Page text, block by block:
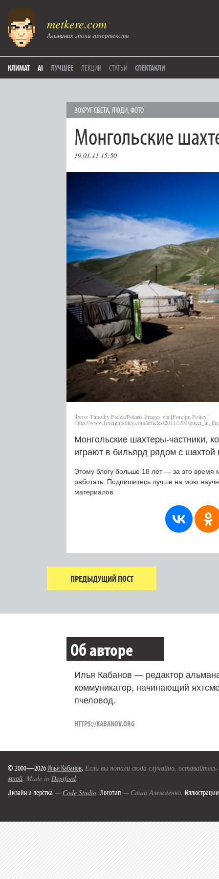
metkere.com
Альманах эпохи гипертекста
КЛИМАТ AI ЛУЧШЕЕ ЛЕКЦИИ СТАТЬИ СПЕКТАКЛИ
ВОКРУГ СВЕТА,ЛЮДИ,ФОТО
Монгольские
19.01.11 15:50
Фото: Timothy Fadek/Polaris Images via [Foreign Policy]
(http://www.foreignpolicy.com/articles/2011/1/03/
Монгольские шахтеры-частники,
играют в бильярд рядом с шахтой
Этому блогу больше 18 лет — за это время
работать. Подпишитесь лучше на мою
материалов.
ПРЕДЫДУЩИЙ ПОСТ
Об авторе
Илья Кабанов — редактор
коммуникатор, начинающий
пчеловод.
HTTPS://KABANOV.ORG
© 2000—2026 Илья Кабанов. Если вы попали сюда случайно,
мной. Made in Deptford.
Дизайн и верстка — Code Studio. Логотип — Саша Алексеенко. Иллюстрации